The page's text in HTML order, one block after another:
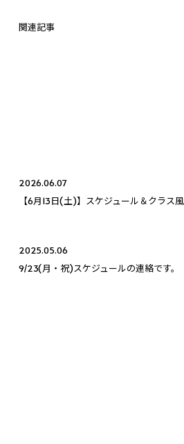
関連記事
2026.06.07
【6月13日(土)】スケジュール＆クラス
2025.05.06
9/23(月・祝)スケジュールの連絡です。